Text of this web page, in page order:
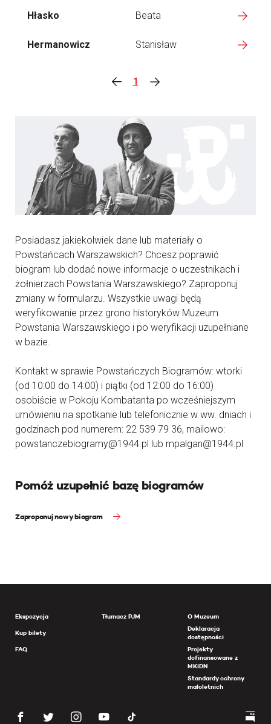
Hłasko Beata
Hermanowicz Stanisław
1
Posiadasz jakiekolwiek dane lub materiały o
Powstańcach Warszawskich? Chcesz poprawić
biogram lub dodać nowe informacje o uczestnikach i
żołnierzach Powstania Warszawskiego? Zaproponuj
zmiany w formularzu. Wszystkie uwagi będą
weryfikowanie przez grono historyków Muzeum
Powstania Warszawskiego i po weryfikacji uzupełniane
w bazie.
Kontakt w sprawie Powstańczych Biogramów: wtorki
(od 10:00 do 14:00) i piątki (od 12:00 do 16:00)
osobiście w Pokoju Kombatanta po wcześniejszym
umówieniu na spotkanie lub telefonicznie w ww. dniach i
godzinach pod numerem: 22 539 79 36, mailowo:
powstanczebiogramy@1944.pl lub mpalgan@1944.pl
Pomóż uzupełnić bazę biogramów
Zaproponuj nowy biogram
Ekspozycja
Kup bilety
FAQ
Tłumacz PJM
O Muzeum
Deklaracja
dostępności
Projekty
dofinansowane z
MKiDN
Standardy ochrony
małoletnich